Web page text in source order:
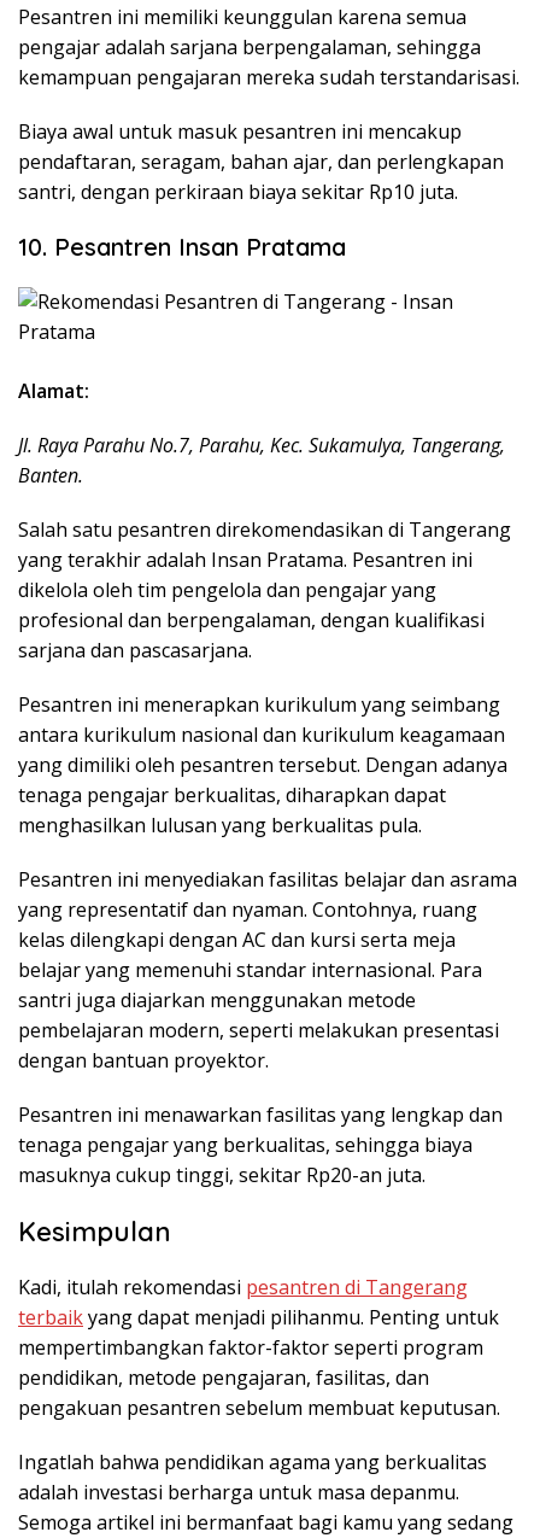
Pesantren ini memiliki keunggulan karena semua
pengajar adalah sarjana berpengalaman, sehingga
kemampuan pengajaran mereka sudah terstandarisasi.
Biaya awal untuk masuk pesantren ini mencakup
pendaftaran, seragam, bahan ajar, dan perlengkapan
santri, dengan perkiraan biaya sekitar Rp10 juta.
10. Pesantren Insan Pratama
Alamat:
Jl. Raya Parahu No.7, Parahu, Kec. Sukamulya, Tangerang,
Banten.
Salah satu pesantren direkomendasikan di Tangerang
yang terakhir adalah Insan Pratama. Pesantren ini
dikelola oleh tim pengelola dan pengajar yang
profesional dan berpengalaman, dengan kualifikasi
sarjana dan pascasarjana.
Pesantren ini menerapkan kurikulum yang seimbang
antara kurikulum nasional dan kurikulum keagamaan
yang dimiliki oleh pesantren tersebut. Dengan adanya
tenaga pengajar berkualitas, diharapkan dapat
menghasilkan lulusan yang berkualitas pula.
Pesantren ini menyediakan fasilitas belajar dan asrama
yang representatif dan nyaman. Contohnya, ruang
kelas dilengkapi dengan AC dan kursi serta meja
belajar yang memenuhi standar internasional. Para
santri juga diajarkan menggunakan metode
pembelajaran modern, seperti melakukan presentasi
dengan bantuan proyektor.
Pesantren ini menawarkan fasilitas yang lengkap dan
tenaga pengajar yang berkualitas, sehingga biaya
masuknya cukup tinggi, sekitar Rp20-an juta.
Kesimpulan
Kadi, itulah rekomendasi pesantren di Tangerang
terbaikyang dapat menjadi pilihanmu. Penting untuk
mempertimbangkan faktor-faktor seperti program
pendidikan, metode pengajaran, fasilitas, dan
pengakuan pesantren sebelum membuat keputusan.
Ingatlah bahwa pendidikan agama yang berkualitas
adalah investasi berharga untuk masa depanmu.
Semoga artikel ini bermanfaat bagi kamu yang sedang